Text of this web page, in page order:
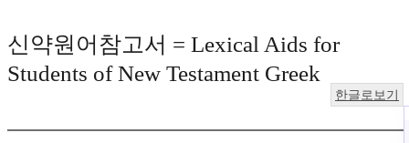
신약원어참고서 = Lexical Aids for
Students of New Testament Greek
한글로보기